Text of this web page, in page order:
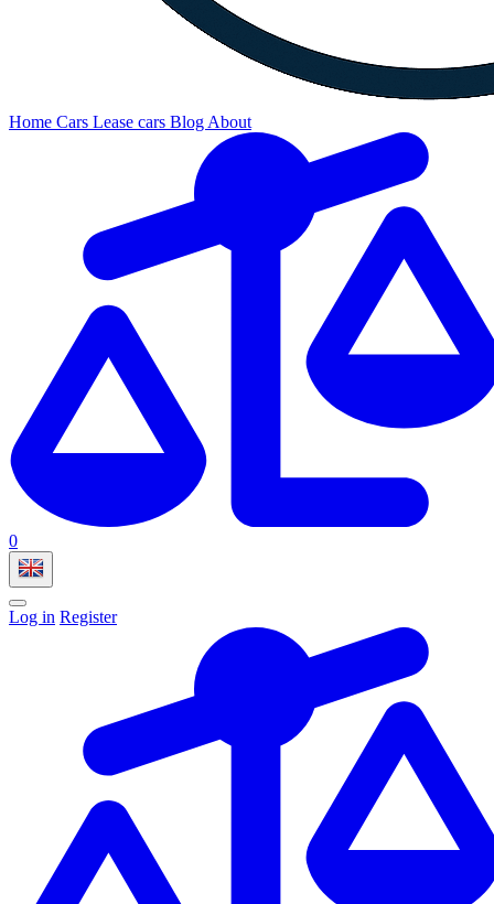
Home Cars Lease cars Blog About
0
Log in Register